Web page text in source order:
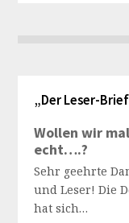
„Der Leser-
Wollen wir
echt….?
Sehr geehrte
und Leser! Die
hat sich…